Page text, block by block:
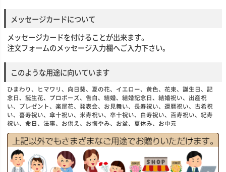
メッセージカードについて
メッセージカードを付けることが出来ます。
注文フォームのメッセージ入力欄へご入力下さい。
このような用途に向いています
ひまわり、ヒマワリ、向日葵、夏の花、イエロー、黄色、花束、誕生日、記
念日、誕生花、プロポーズ、告白、結婚、結婚記念日、結婚祝い、出産祝
い、プレゼント、楽屋花、発表会、お見舞い、長寿祝い、還暦祝い、古希祝
い、喜寿祝い、傘十祝い、米寿祝い、卒十祝い、白寿祝い、百寿祝い、紀寿
祝い、命日、法事、お供え、お悔やみ、お盆、夏休み、お中元